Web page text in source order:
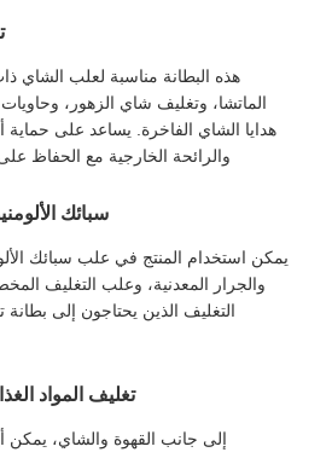
هذه البطانة مناسبة لعلب الشاي
الماتشا، وتغليف شاي الزهور،
هدايا الشاي الفاخرة. يساعد على
والرائحة الخارجية مع الحفاظ
سبائك
يمكن استخدام المنتج في علب سبائك
والجرار المعدنية، وعلب التغليف
التغليف الذين يحتاجون إلى
تغليف المواد
إلى جانب القهوة والشاي، يمكن